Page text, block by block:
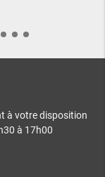
à votre disposition
à 17h00